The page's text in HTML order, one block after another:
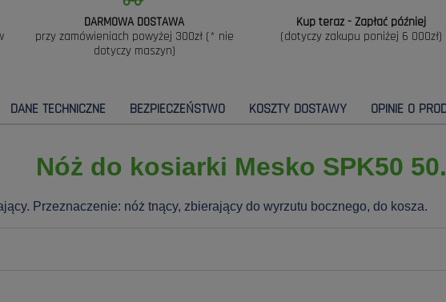
DARMOWA DOSTAWA
przy zamówieniach powyżej 300zł (* nie
dotyczy maszyn)
Kup teraz - Zapłać później
(dotyczy zakupu poniżej 6 000zł)
DANE TECHNICZNE BEZPIECZEŃSTWO KOSZTY DOSTAWY OPINIE O
Nóż do kosiarki Mesko SPK50
Przeznaczenie: nóż tnący, zbierający do wyrzutu bocznego, do kosza.